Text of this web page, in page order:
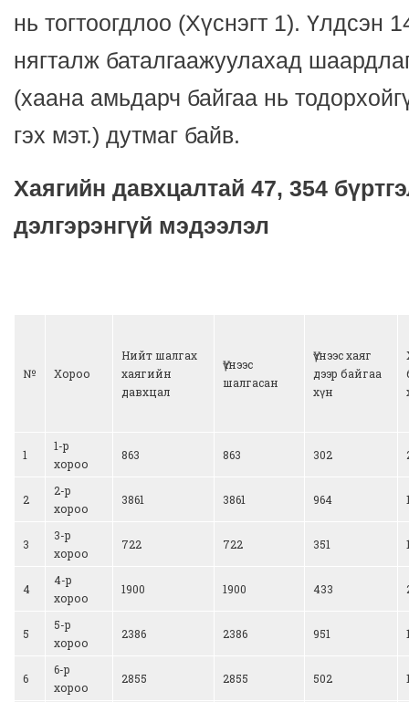
нь тогтоогдлоо (Хүснэгт 1). Үлдсэн
нягталж баталгаажуулахад
(хаана амьдарч байгаа нь
гэх мэт.) дутмаг байв.
Хаягийн давхцалтай 47, 354
дэлгэрэнгүй мэдээлэл
№ Хороо
Нийт шалгах
хаягийн
давхцал
Үүнээс
шалгасан
Үүнээс хаяг
дээр байгаа
хүн
1
1-р
хороо
863 863 302
2
2-р
хороо
3861 3861 964
3
3-р
хороо
722 722 351
4
4-р
хороо
1900 1900 433
5
5-р
хороо
2386 2386 951
6
6-р
хороо
2855 2855 502